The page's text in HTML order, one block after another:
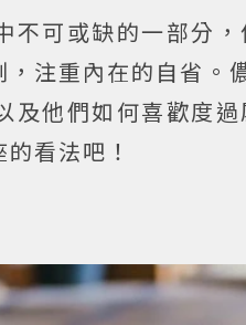
不可或缺的一部分
注重內在的自省。
及他們如何喜歡度
看法吧！